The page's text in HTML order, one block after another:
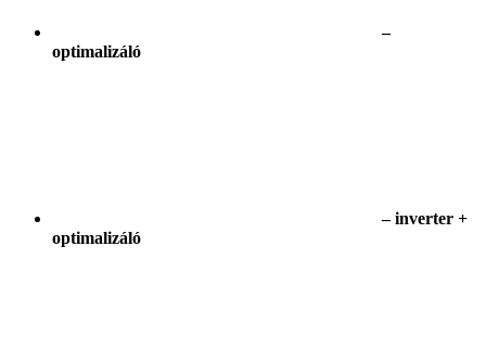
–
optimalizáló
– inverter +
optimalizáló